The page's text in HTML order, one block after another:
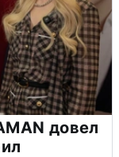
довел